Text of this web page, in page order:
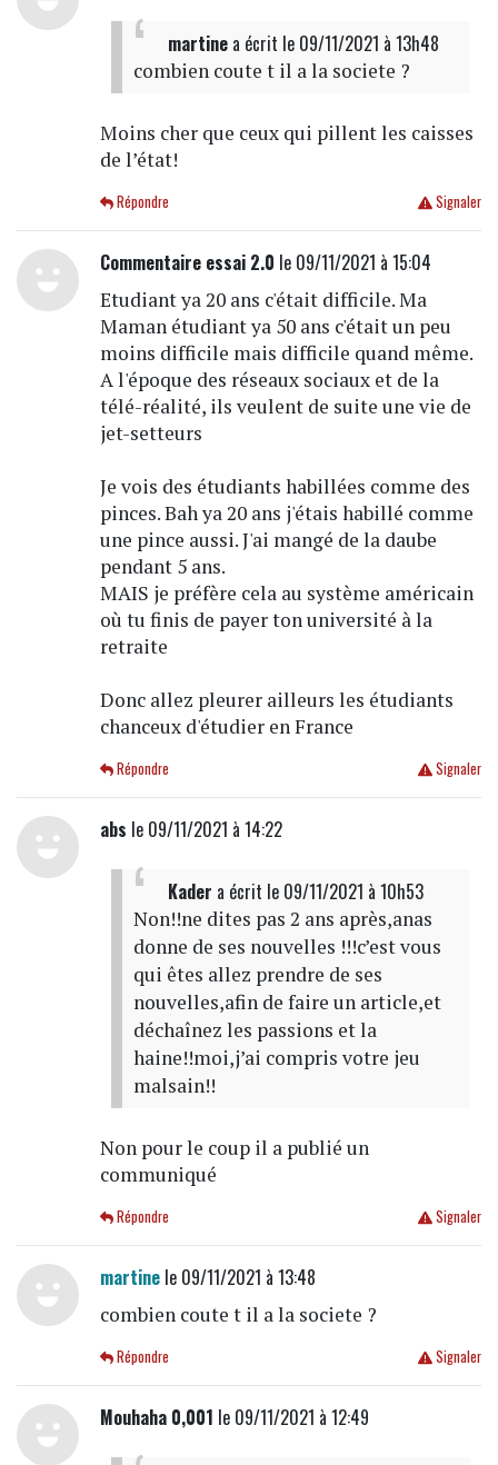
martinea écrit le 09/11/2021 à 13h48
combien coute t il a la societe ?
Moins cher que ceux qui pillent les caisses
de l’état!
Signaler
Répondre
Commentaire essai 2.0 le 09/11/2021 à 15:04
Etudiant ya 20 ans c'était difficile. Ma
Maman étudiant ya 50 ans c'était un peu
moins difficile mais difficile quand même.
A l'époque des réseaux sociaux et de la
télé-réalité, ils veulent de suite une vie de
jet-setteurs
Je vois des étudiants habillées comme des
pinces. Bah ya 20 ans j'étais habillé comme
une pince aussi. J'ai mangé de la daube
pendant 5 ans.
MAIS je préfère cela au système américain
où tu finis de payer ton université à la
retraite
Donc allez pleurer ailleurs les étudiants
chanceux d'étudier en France
Signaler
Répondre
abs le 09/11/2021 à 14:22
Kader a écrit le 09/11/2021 à 10h53
Non!!ne dites pas 2 ans après,anas
donne de ses nouvelles !!!c’est vous
qui êtes allez prendre de ses
nouvelles,afin de faire un article,et
déchaînez les passions et la
haine!!moi,j’ai compris votre jeu
malsain!!
Non pour le coup il a publié un
communiqué
Signaler
Répondre
martinele 09/11/2021 à 13:48
combien coute t il a la societe ?
Signaler
Répondre
Mouhaha 0,001 le 09/11/2021 à 12:49